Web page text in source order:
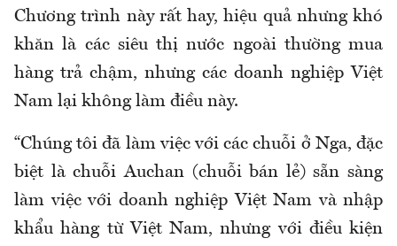
Chương trình này rất hay, hiệu quả nhưng khó
khăn là các siêu thị nước ngoài thường mua
hàng trả chậm, nhưng các doanh nghiệp Việt
Nam lại không làm điều này.
“Chúng tôi đã làm việc với các chuỗi ở Nga, đặc
biệt là chuỗi Auchan (chuỗi bán lẻ) sẵn sàng
làm việc với doanh nghiệp Việt Nam và nhập
khẩu hàng từ Việt Nam, nhưng với điều kiện